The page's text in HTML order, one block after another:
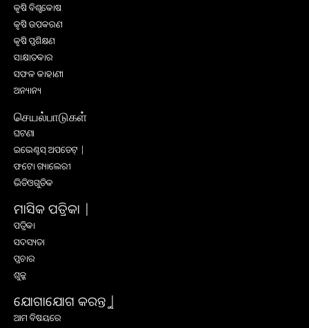
କୃଷି ବିଶ୍ବକୋଷ
କୃଷି ଉପକରଣ
କୃଷି ପ୍ରଶିକ୍ଷଣ
ସାକ୍ଷାତକାର
ସଫଳ କାହାଣୀ
ଅନ୍ୟାନ୍ୟ
செயல்பாடுகள்
ଘଟଣା
ଇଭେଣ୍ଟସ୍ ଅପଡେଟ୍ |
ଫଟୋ ଗ୍ୟାଲେରୀ
ଭିଡିଓଗୁଡିକ
ମାସିକ ପତ୍ରିକା |
ପତ୍ରିକା
ସଦସ୍ୟତା
ପ୍ରଚାର
ଶୁଳ୍କ
ଯୋଗାଯୋଗ କରନ୍ତୁ |
ଆମ ବିଷୟରେ